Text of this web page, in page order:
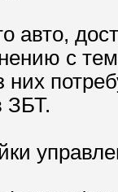
авто,
с
ЗБТ.